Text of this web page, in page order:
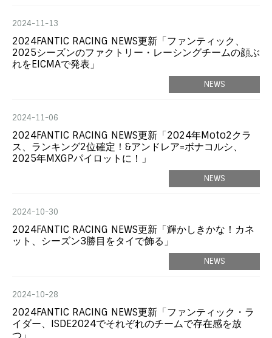
2024-11-13
2024FANTIC RACING NEWS更新「ファンティック、
2025シーズンのファクトリー・レーシングチームの顔ぶ
れをEICMAで発表」
NEWS
2024-11-06
2024FANTIC RACING NEWS更新「2024年Moto2クラ
ス、ランキング2位確定！&アンドレア=ボナコルシ、
2025年MXGPパイロットに！」
NEWS
2024-10-30
2024FANTIC RACING NEWS更新「輝かしきかな！カネ
ット、シーズン3勝目をタイで飾る」
NEWS
2024-10-28
2024FANTIC RACING NEWS更新「ファンティック・ラ
イダー、ISDE2024でそれぞれのチームで存在感を放
つ」